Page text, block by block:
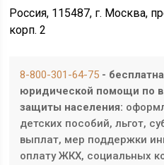
Россия, 115487, г. Москва,
корп. 2
8-800-301-64-75 -
юридической помощи по
защиты населения:
детских пособий, льгот,
выплат, мер поддержки
оплату ЖКХ, социальных